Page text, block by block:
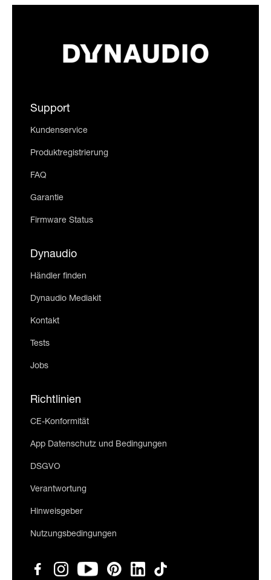
Support
Kundenservice
Produktregistrierung
FAQ
Garantie
Firmware Status
Dynaudio
Händler finden
Dynaudio Mediakit
Kontakt
Tests
Jobs
Richtlinien
CE-Konformität
App Datenschutz und Bedingungen
DSGVO
Verantwortung
Hinweisgeber
Nutzungsbedingungen